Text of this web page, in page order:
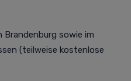
Brandenburg sowie im
(teilweise kostenlose